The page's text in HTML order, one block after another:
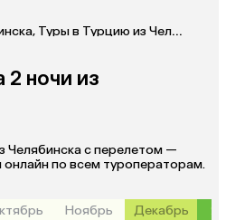
, Туры в Турцию из Челябинска
2 ночи из
Челябинска с перелетом —
по всем туроператорам.
Ноябрь
Декабрь